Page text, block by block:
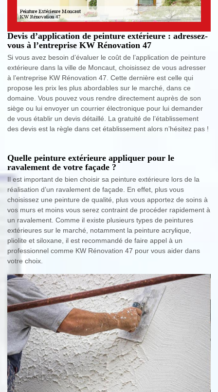
Devis d’application de peinture extérieure : adressez-
vous à l’entreprise KW Rénovation 47
Si vous avez besoin d’évaluer le coût de l’application de peinture
extérieure dans la ville de Moncaut, choisissez de vous adresser
à l’entreprise KW Rénovation 47. Cette dernière est celle qui
propose les prix les plus abordables sur le marché, dans ce
domaine. Vous pouvez vous rendre directement auprès de son
siège ou lui envoyer un courrier électronique pour lui demander
de vous établir un devis détaillé. La gratuité de l’établissement
des devis est la règle dans cet établissement alors n’hésitez pas !
Quelle peinture extérieure appliquer pour le
ravalement de votre façade ?
Il est important de bien choisir sa peinture extérieure lors de la
réalisation d’un ravalement de façade. En effet, plus vous
choisissez une peinture de qualité, plus vous apportez de soins à
vos murs et moins vous serez contraint de procéder rapidement à
un ravalement. Comme il existe plusieurs types de peintures
extérieures sur le marché, notamment la peinture acrylique,
pliolite et siloxane, il est recommandé de faire appel à un
professionnel comme KW Rénovation 47 pour vous aider dans
votre choix.